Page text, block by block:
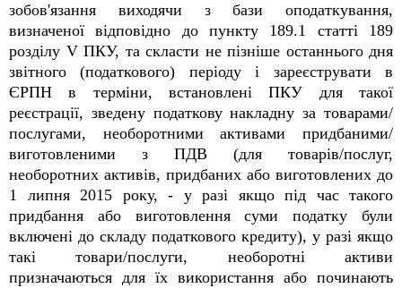
зобов'язання виходячи з бази оподаткування,
визначеної відповідно до пункту 189.1 статті 189
розділу V ПКУ, та скласти не пізніше останнього дня
звітного (податкового) періоду і зареєструвати в
ЄРПН в терміни, встановлені ПКУ для такої
реєстрації, зведену податкову накладну за товарами/
послугами, необоротними активами придбаними/
виготовленими з ПДВ (для товарів/послуг,
необоротних активів, придбаних або виготовлених до
1 липня 2015 року, - у разі якщо під час такого
придбання або виготовлення суми податку були
включені до складу податкового кредиту), у разі якщо
такі товари/послуги, необоротні активи
призначаються для їх використання або починають